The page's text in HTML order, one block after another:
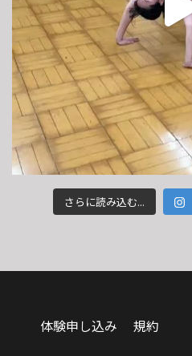
さらに読み込む...
体験申し込み 規約